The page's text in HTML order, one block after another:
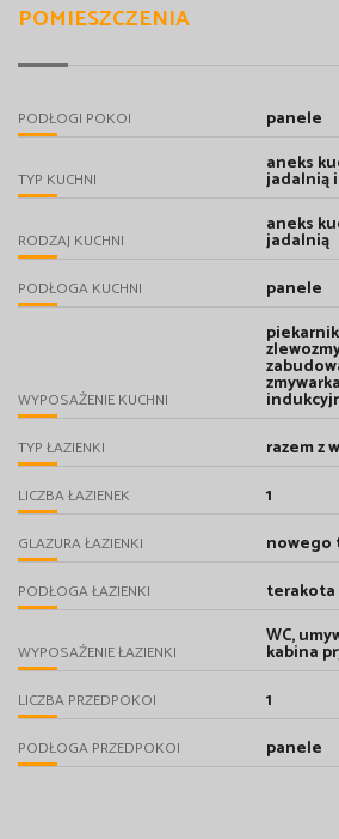
POMIESZCZENIA
PODŁOGI POKOI panele
TYP KUCHNI
aneks
jadalnią
RODZAJ KUCHNI
aneks
jadalnią
PODŁOGA KUCHNI panele
WYPOSAŻENIE KUCHNI
TYP ŁAZIENKI razem z
LICZBA ŁAZIENEK 1
GLAZURA ŁAZIENKI nowego
PODŁOGA ŁAZIENKI terakota
WYPOSAŻENIE ŁAZIENKI
WC,
kabina
LICZBA PRZEDPOKOI 1
PODŁOGA PRZEDPOKOI panele